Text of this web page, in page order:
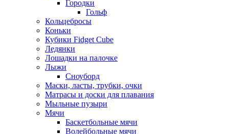
Городки
Гольф
Кольцебросы
Коньки
Кубики Fidget Cube
Ледянки
Лошадки на палочке
Лыжи
Сноуборд
Маски, ласты, трубки, очки
Матрасы и доски для плавания
Мыльные пузыри
Мячи
Баскетбольные мячи
Волейбольные мячи